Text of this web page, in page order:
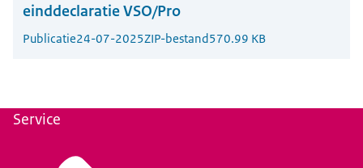
einddeclaratie VSO/Pro
Publicatie24-07-2025ZIP-bestand570.99 KB
Service